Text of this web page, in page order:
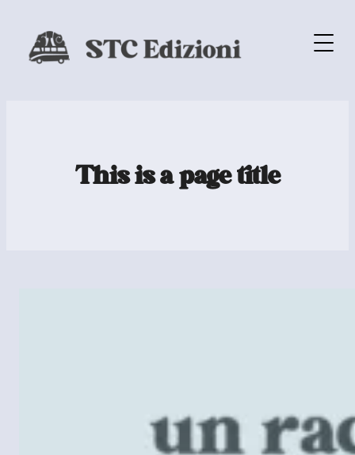
This is a page title